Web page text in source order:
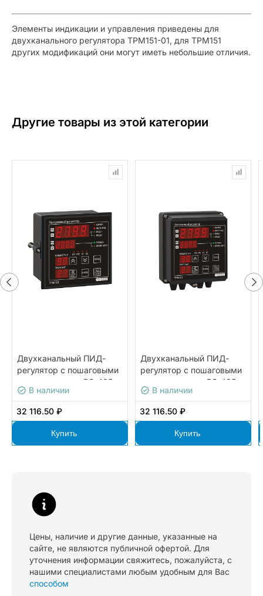
Элементы индикации и управления приведены для
двухканального регулятора ТРМ151-01, для ТРМ151
других модификаций они могут иметь небольшие отличия.
Другие товары из этой категории
Двухканальный ПИД-
регулятор с пошаговыми
программами и RS-485
ОВЕН ТРМ151-Щ1.ИТ.05
В наличии
32 116.50 ₽
Купить
Двухканальный ПИД-
регулятор с пошаговыми
программами и RS-485
ОВЕН ТРМ151-Н.КК.06
В наличии
32 116.50 ₽
Купить
Цены, наличие и другие данные, указанные на
сайте, не являются публичной офертой. Для
уточнения информации свяжитесь, пожалуйста, с
нашими специалистами любым удобным для Вас
способом